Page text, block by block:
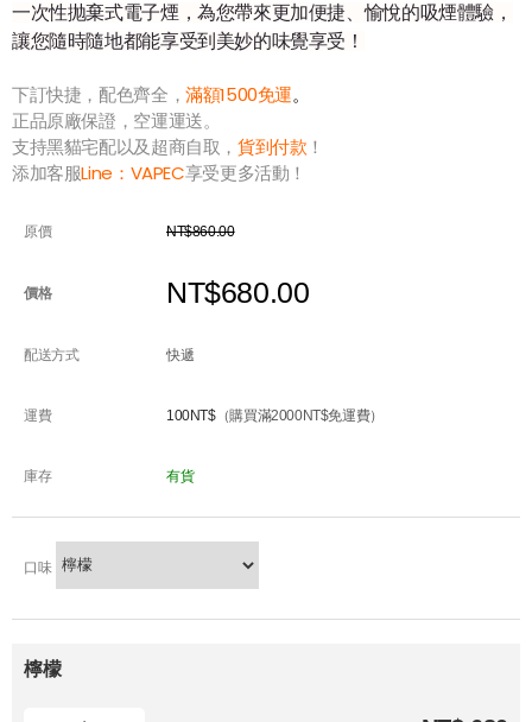
一次性抛棄式電子煙，為您帶來更加便捷、愉悅的吸煙體驗，
讓您隨時隨地都能享受到美妙的味覺享受！
下訂快捷，配色齊全，滿額1500免運。
正品原廠保證，空運運送。
支持黑貓宅配以及超商自取，貨到付款 ！
添加客服Line： VAPEC享受更多活動！
原價 NT$860.00
價格 NT$680.00
配送方式 快遞
運費 100NT$（購買滿2000NT$免運費）
庫存 有貨
口味
檸檬